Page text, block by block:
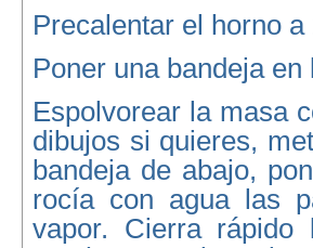
Precalentar el horno
Poner una bandeja
Espolvorear la masa
dibujos si quieres,
bandeja de abajo,
rocía con agua las
vapor. Cierra rápido